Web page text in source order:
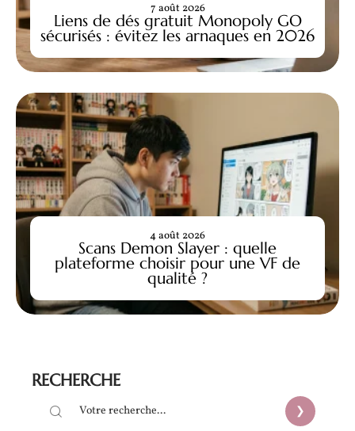
Liens de dés gratuit Monopoly GO
sécurisés : évitez les arnaques en 2026
7 août 2026
Scans Demon Slayer : quelle
plateforme choisir pour une VF de
qualité ?
4 août 2026
RECHERCHE